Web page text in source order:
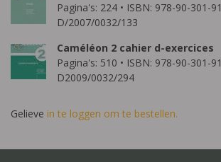
Pagina's: 224 • ISBN: 978-90-301-
D/2007/0032/133
Caméléon 2 cahier d-exercices
Pagina's: 510 • ISBN: 978-90-301-
D2009/0032/294
Gelieve in te loggen om te bestellen.